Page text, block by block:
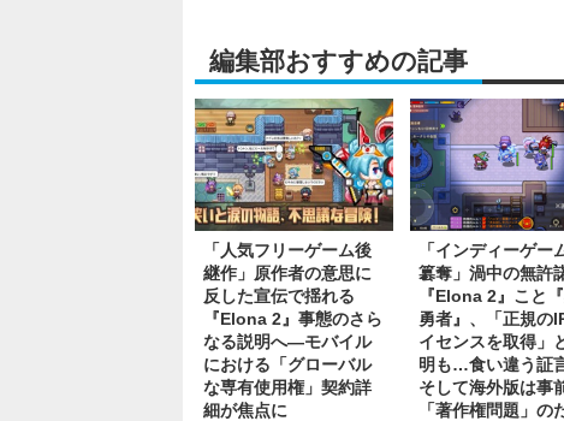
編集部おすすめの記事
「人気フリーゲーム後
継作」原作者の意思に
反した宣伝で揺れる
『Elona 2』事態のさら
なる説明へ―モバイル
における「グローバル
な専有使用権」契約詳
細が焦点に
「インディーゲー
簒奪」渦中の無許
『Elona 2』こと
勇者』、「正規の
イセンスを取得」
明も…食い違う証言
そして海外版は事
「著作権問題」の